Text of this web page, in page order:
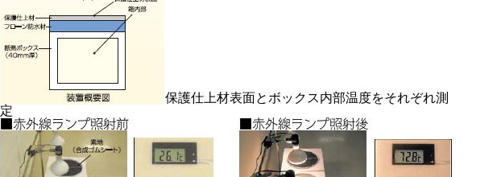
保護仕上材表面とボックス内部温度をそれぞれ測
定
■赤外線ランプ照射前 ■赤外線ランプ照射後